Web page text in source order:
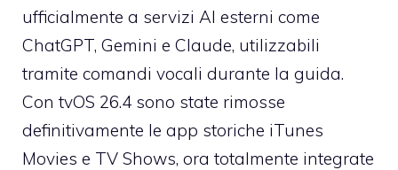
ufficialmente a servizi AI esterni come
ChatGPT, Gemini e Claude, utilizzabili
tramite comandi vocali durante la guida.
Con tvOS 26.4 sono state rimosse
definitivamente le app storiche iTunes
Movies e TV Shows, ora totalmente integrate